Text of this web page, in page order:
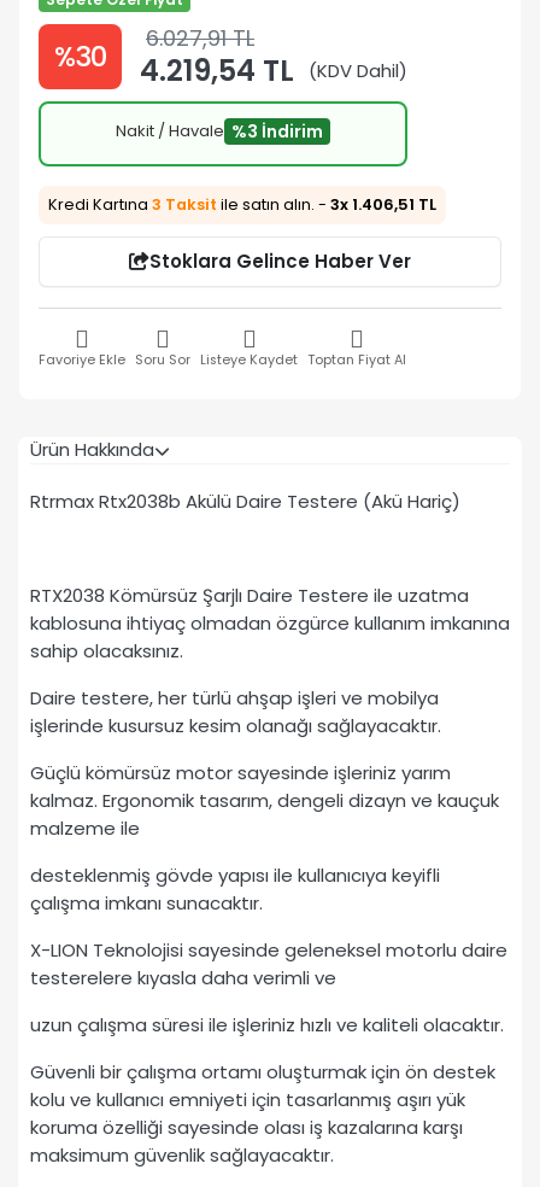
%30 6.027,91 TL
4.219,54 TL (KDV Dahil)
Nakit / Havale %3 İndirim
Kredi Kartına 3 Taksit ile satın alın. - 3x 1.406,51 TL
Stoklara Gelince Haber Ver
Favoriye Ekle Soru Sor Listeye Kaydet Toptan Fiyat Al
Ürün Hakkında
Rtrmax Rtx2038b Akülü Daire Testere (Akü Hariç)
RTX2038 Kömürsüz Şarjlı Daire Testere ile uzatma
kablosuna ihtiyaç olmadan özgürce kullanım imkanına
sahip olacaksınız.
Daire testere, her türlü ahşap işleri ve mobilya
işlerinde kusursuz kesim olanağı sağlayacaktır.
Güçlü kömürsüz motor sayesinde işleriniz yarım
kalmaz. Ergonomik tasarım, dengeli dizayn ve kauçuk
malzeme ile
desteklenmiş gövde yapısı ile kullanıcıya keyifli
çalışma imkanı sunacaktır.
X-LION Teknolojisi sayesinde geleneksel motorlu daire
testerelere kıyasla daha verimli ve
uzun çalışma süresi ile işleriniz hızlı ve kaliteli olacaktır.
Güvenli bir çalışma ortamı oluşturmak için ön destek
kolu ve kullanıcı emniyeti için tasarlanmış aşırı yük
koruma özelliği sayesinde olası iş kazalarına karşı
maksimum güvenlik sağlayacaktır.